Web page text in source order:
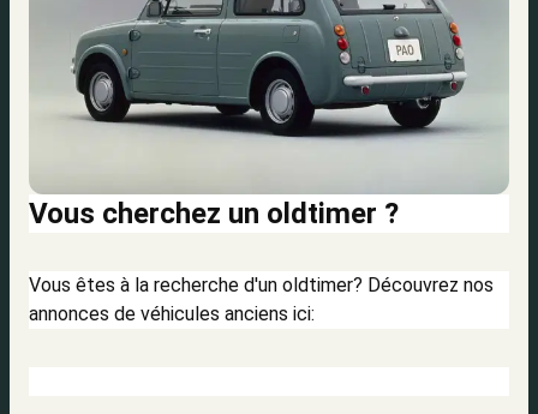
Vous cherchez un oldtimer ?
Vous êtes à la recherche d'un oldtimer? Découvrez nos
annonces de véhicules anciens ici: